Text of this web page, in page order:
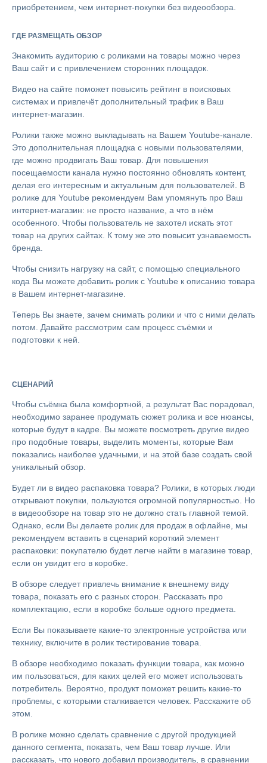
приобретением, чем интернет-покупки без видеообзора.
ГДЕ РАЗМЕЩАТЬ ОБЗОР
Знакомить аудиторию с роликами на товары можно через
Ваш сайт и с привлечением сторонних площадок.
Видео на сайте поможет повысить рейтинг в поисковых
системах и привлечёт дополнительный трафик в Ваш
интернет-магазин.
Ролики также можно выкладывать на Вашем Youtube-канале.
Это дополнительная площадка с новыми пользователями,
где можно продвигать Ваш товар. Для повышения
посещаемости канала нужно постоянно обновлять контент,
делая его интересным и актуальным для пользователей. В
ролике для Youtube рекомендуем Вам упомянуть про Ваш
интернет-магазин: не просто название, а что в нём
особенного. Чтобы пользователь не захотел искать этот
товар на других сайтах. К тому же это повысит узнаваемость
бренда.
Чтобы снизить нагрузку на сайт, с помощью специального
кода Вы можете добавить ролик с Youtube к описанию товара
в Вашем интернет-магазине.
Теперь Вы знаете, зачем снимать ролики и что с ними делать
потом. Давайте рассмотрим сам процесс съёмки и
подготовки к ней.
СЦЕНАРИЙ
Чтобы съёмка была комфортной, а результат Вас порадовал,
необходимо заранее продумать сюжет ролика и все нюансы,
которые будут в кадре. Вы можете посмотреть другие видео
про подобные товары, выделить моменты, которые Вам
показались наиболее удачными, и на этой базе создать свой
уникальный обзор.
Будет ли в видео распаковка товара? Ролики, в которых люди
открывают покупки, пользуются огромной популярностью. Но
в видеообзоре на товар это не должно стать главной темой.
Однако, если Вы делаете ролик для продаж в офлайне, мы
рекомендуем вставить в сценарий короткий элемент
распаковки: покупателю будет легче найти в магазине товар,
если он увидит его в коробке.
В обзоре следует привлечь внимание к внешнему виду
товара, показать его с разных сторон. Рассказать про
комплектацию, если в коробке больше одного предмета.
Если Вы показываете какие-то электронные устройства или
технику, включите в ролик тестирование товара.
В обзоре необходимо показать функции товара, как можно
им пользоваться, для каких целей его может использовать
потребитель. Вероятно, продукт поможет решить какие-то
проблемы, с которыми сталкивается человек. Расскажите об
этом.
В ролике можно сделать сравнение с другой продукцией
данного сегмента, показать, чем Ваш товар лучше. Или
рассказать, что нового добавил производитель, в сравнении